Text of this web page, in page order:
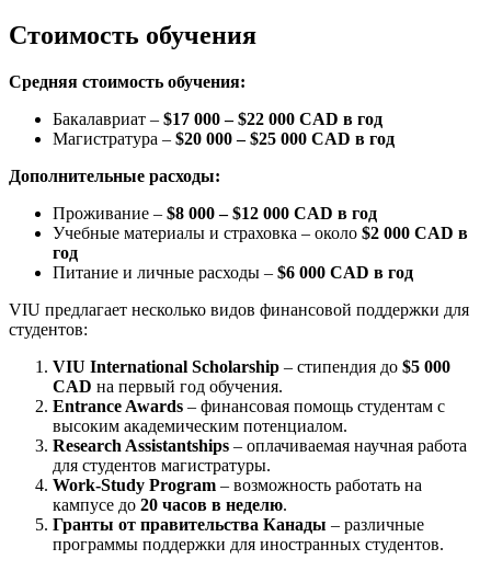
Стоимость обучения
Средняя стоимость обучения:
Бакалавриат – $17 000 – $22 000 CAD в год
Магистратура – $20 000 – $25 000 CAD в год
Дополнительные расходы:
Проживание – $8 000 – $12 000 CAD в год
Учебные материалы и страховка – около $2 000 CAD в
год
Питание и личные расходы – $6 000 CAD в год
VIU предлагает несколько видов финансовой поддержки для
студентов:
VIU International Scholarship – стипендия до $5 000
CAD на первый год обучения.
Entrance Awards – финансовая помощь студентам с
высоким академическим потенциалом.
Research Assistantships – оплачиваемая научная работа
для студентов магистратуры.
Work-Study Program – возможность работать на
кампусе до 20 часов в неделю.
Гранты от правительства Канады – различные
программы поддержки для иностранных студентов.